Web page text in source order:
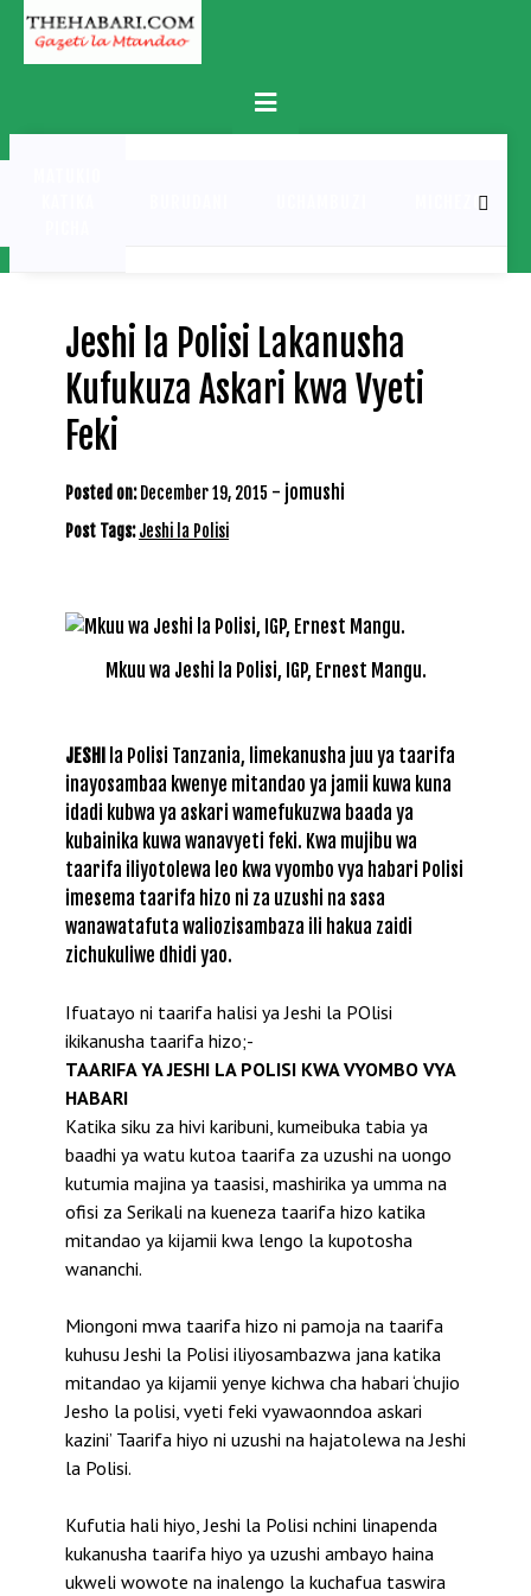
Skip
content
Primary
Menu
MICHEZO
Jeshi la Polisi Lakanusha
Kufukuza Askari kwa Vyeti
Feki
Posted on: December 19, 2015 - jomushi
Post Tags:Jeshi la Polisi
Mkuu wa Jeshi la Polisi, IGP, Ernest Mangu.
JESHI la Polisi Tanzania, limekanusha juu ya taarifa
inayosambaa kwenye mitandao ya jamii kuwa kuna
idadi kubwa ya askari wamefukuzwa baada ya
kubainika kuwa wanavyeti feki. Kwa mujibu wa
taarifa iliyotolewa leo kwa vyombo vya habari Polisi
imesema taarifa hizo ni za uzushi na sasa
wanawatafuta waliozisambaza ili hakua zaidi
zichukuliwe dhidi yao.
Ifuatayo ni taarifa halisi ya Jeshi la POlisi
ikikanusha taarifa hizo;-
TAARIFA YA JESHI LA POLISI KWA VYOMBO VYA
HABARI
Katika siku za hivi karibuni, kumeibuka tabia ya
baadhi ya watu kutoa taarifa za uzushi na uongo
kutumia majina ya taasisi, mashirika ya umma na
ofisi za Serikali na kueneza taarifa hizo katika
mitandao ya kijamii kwa lengo la kupotosha
wananchi.
Miongoni mwa taarifa hizo ni pamoja na taarifa
kuhusu Jeshi la Polisi iliyosambazwa jana katika
mitandao ya kijamii yenye kichwa cha habari ‘chujio
Jesho la polisi, vyeti feki vyawaonndoa askari
kazini’ Taarifa hiyo ni uzushi na hajatolewa na Jeshi
la Polisi.
Kufutia hali hiyo, Jeshi la Polisi nchini linapenda
kukanusha taarifa hiyo ya uzushi ambayo haina
ukweli wowote na inalengo la kuchafua taswira